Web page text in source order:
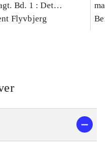
Bd. 1 : Det
videnskab
Flyvbjerg